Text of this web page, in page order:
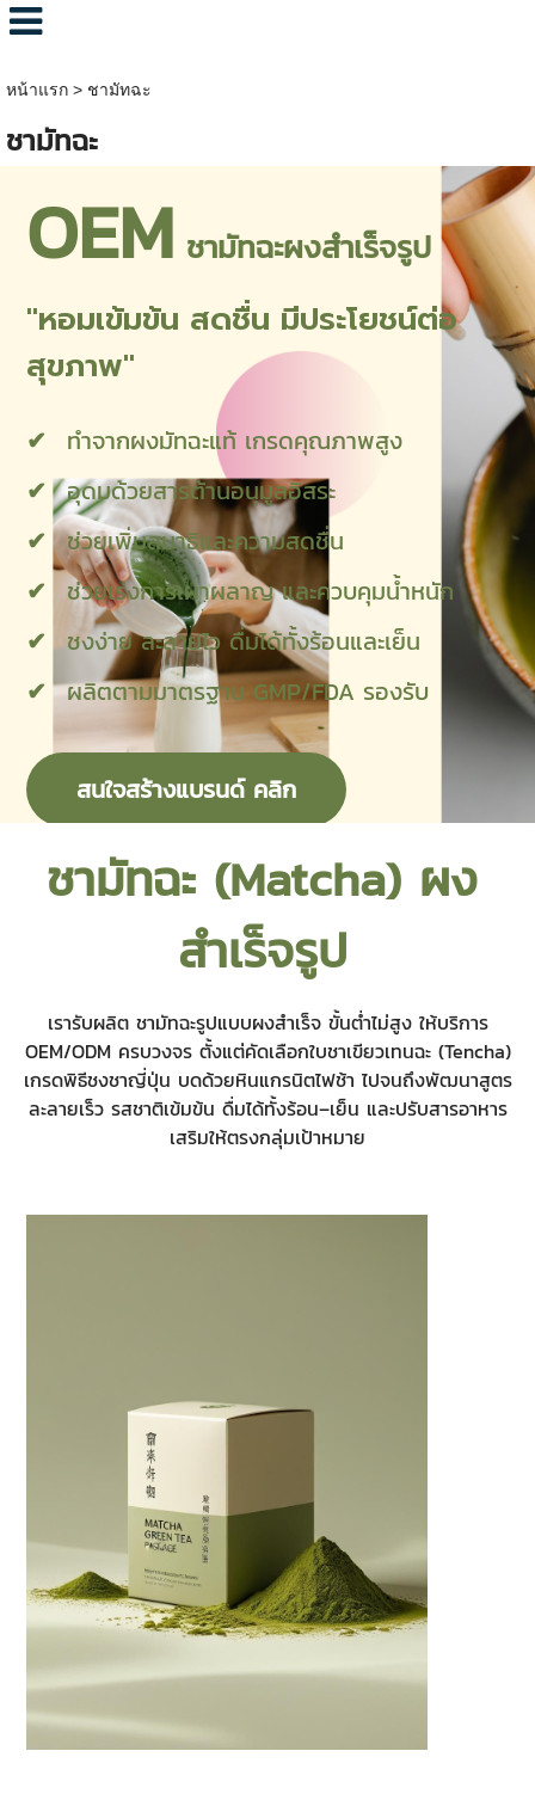
หน้าแรก> ชามัทฉะ
ชามัทฉะ
OEM ชามัทฉะผงสำเร็จรูป
"หอมเข้มข้น สดชื่น มีประโยชน์ต่อ
สุขภาพ"
ทำจากผงมัทฉะแท้ เกรดคุณภาพสูง
อุดมด้วยสารต้านอนุมูลอิสระ
ช่วยเพิ่มสมาธิและความสดชื่น
ช่วยเร่งการเผาผลาญ และควบคุมน้ำหนัก
ชงง่าย ละลายไว ดื่มได้ทั้งร้อนและเย็น
ผลิตตามมาตรฐาน GMP/FDA รองรับ
สนใจสร้างแบรนด์ คลิก
ชามัทฉะ (Matcha) ผง
สำเร็จรูป
เรารับผลิต ชามัทฉะรูปแบบผงสำเร็จ ขั้นต่ำไม่สูง ให้บริการ
OEM/ODM ครบวงจร ตั้งแต่คัดเลือกใบชาเขียวเทนฉะ (Tencha)
เกรดพิธีชงชาญี่ปุ่น บดด้วยหินแกรนิตไฟช้า ไปจนถึงพัฒนาสูตร
ละลายเร็ว รสชาติเข้มข้น ดื่มได้ทั้งร้อน–เย็น และปรับสารอาหาร
เสริมให้ตรงกลุ่มเป้าหมาย